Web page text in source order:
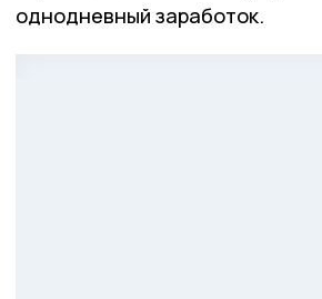
однодневный заработок.